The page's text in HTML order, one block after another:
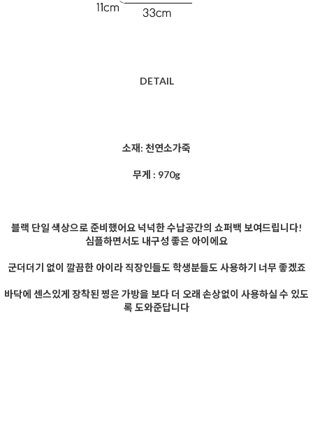
DETAIL
소재: 천연소가죽
무게 : 970g
블랙 단일 색상으로 준비했어요 넉넉한 수납공간의 쇼퍼백 보여드립니다!
심플하면서도 내구성 좋은 아이에요
군더더기 없이 깔끔한 아이라 직장인들도 학생분들도 사용하기 너무 좋겠죠
바닥에 센스있게 장착된 찡은 가방을 보다 더 오래 손상없이 사용하실 수 있도
록 도와준답니다